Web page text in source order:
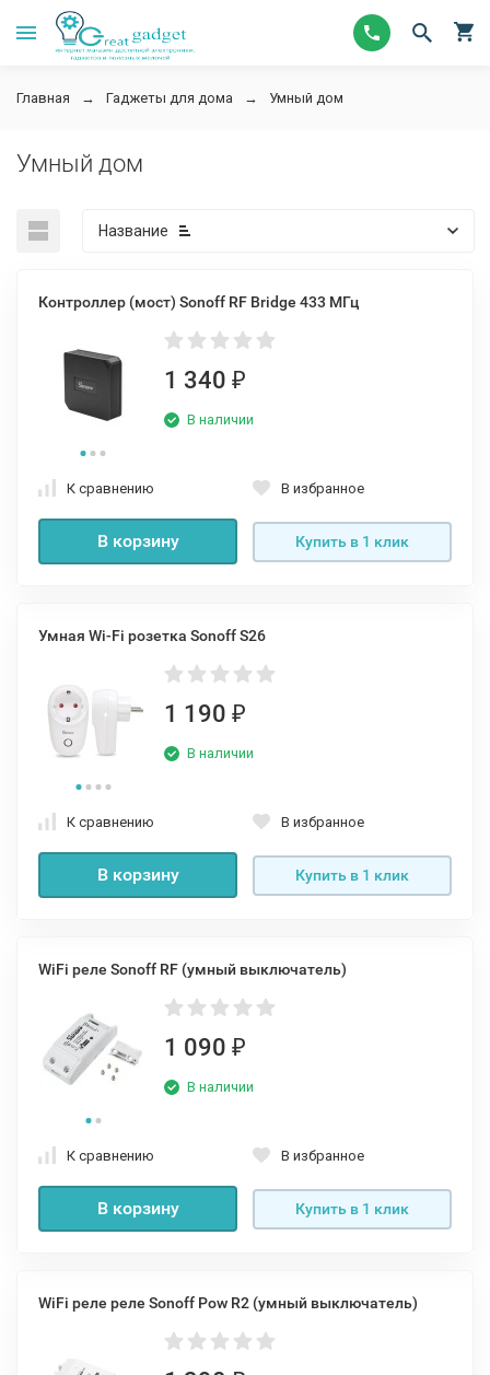
Главная Гаджеты для дома Умный дом
Умный дом
Название
Контроллер (мост) Sonoff RF Bridge 433 МГц
1 340 ₽
В наличии
К сравнению В избранное
В корзину Купить в 1 клик
Умная Wi-Fi розетка Sonoff S26
1 190 ₽
В наличии
К сравнению В избранное
В корзину Купить в 1 клик
WiFi реле Sonoff RF (умный выключатель)
1 090 ₽
В наличии
К сравнению В избранное
В корзину Купить в 1 клик
WiFi реле реле Sonoff Pow R2 (умный выключатель)